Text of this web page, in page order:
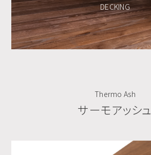
DECKING
Thermo Ash
サーモアッシュ